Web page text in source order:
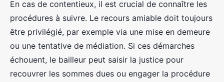
En cas de contentieux, il est crucial de connaître les
procédures à suivre. Le recours amiable doit toujours
être privilégié, par exemple via une mise en demeure
ou une tentative de médiation. Si ces démarches
échouent, le bailleur peut saisir la justice pour
recouvrer les sommes dues ou engager la procédure